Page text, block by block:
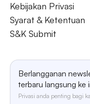
Kebijakan Privasi
Syarat & Ketentuan
S&K Submit
Berlangganan
terbaru langsung ke
Privasi anda penting bagi